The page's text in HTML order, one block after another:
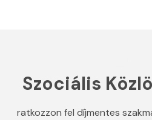
Szociális
ratkozzon fel díjmentes